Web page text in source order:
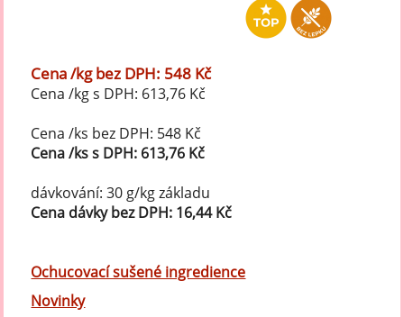
Cena /kg bez DPH: 548 Kč
Cena /kg s DPH: 613,76 Kč
Cena /ks bez DPH: 548 Kč
Cena /ks s DPH: 613,76 Kč
dávkování: 30 g/kg základu
Cena dávky bez DPH: 16,44 Kč
Ochucovací sušené ingredience
Novinky